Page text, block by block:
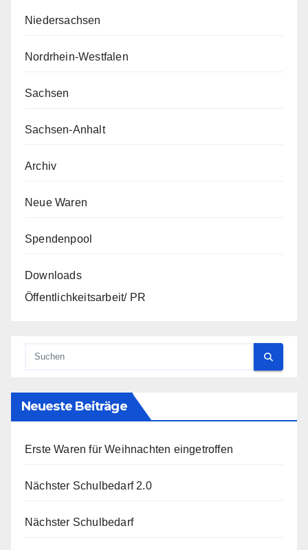
Niedersachsen
Nordrhein-Westfalen
Sachsen
Sachsen-Anhalt
Archiv
Neue Waren
Spendenpool
Downloads
Öffentlichkeitsarbeit/ PR
Neueste Beiträge
Erste Waren für Weihnachten eingetroffen
Nächster Schulbedarf 2.0
Nächster Schulbedarf